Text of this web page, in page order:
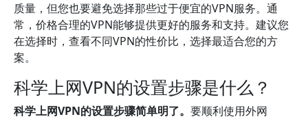
质量，但您也要避免选择那些过于便宜的VPN服务。通
常，价格合理的VPN能够提供更好的服务和支持。建议您
在选择时，查看不同VPN的性价比，选择最适合您的方
案。
科学上网VPN的设置步骤是什么？
科学上网VPN的设置步骤简单明了。 要顺利使用外网